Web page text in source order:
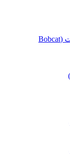
قطعات و لوازم جانبی جلوبند بابکت (Bobcat